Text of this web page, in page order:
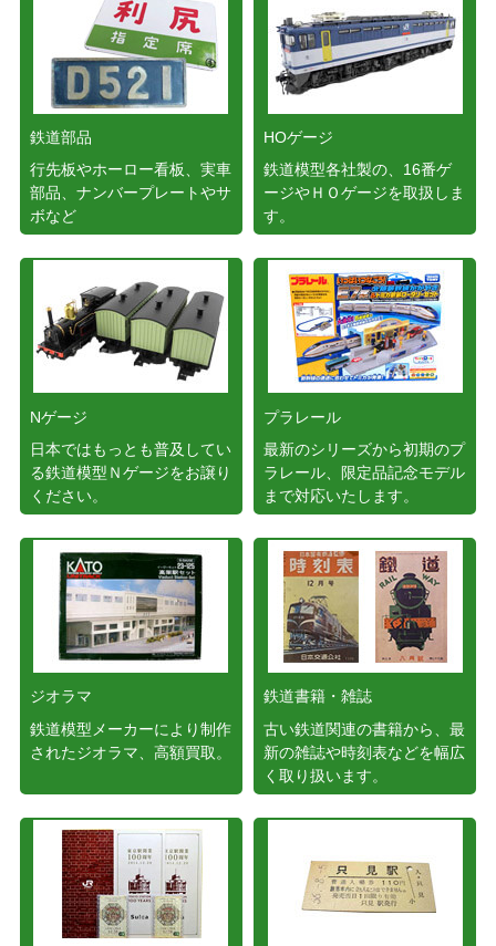
鉄道部品
行先板やホーロー看板、実車
部品、ナンバープレートやサ
ボなど
HOゲージ
鉄道模型各社製の、16番ゲ
ージやＨＯゲージを取扱しま
す。
Nゲージ
日本ではもっとも普及してい
る鉄道模型Ｎゲージをお譲り
ください。
プラレール
最新のシリーズから初期のプ
ラレール、限定品記念モデル
まで対応いたします。
ジオラマ
鉄道模型メーカーにより制作
されたジオラマ、高額買取。
鉄道書籍・雑誌
古い鉄道関連の書籍から、最
新の雑誌や時刻表などを幅広
く取り扱います。